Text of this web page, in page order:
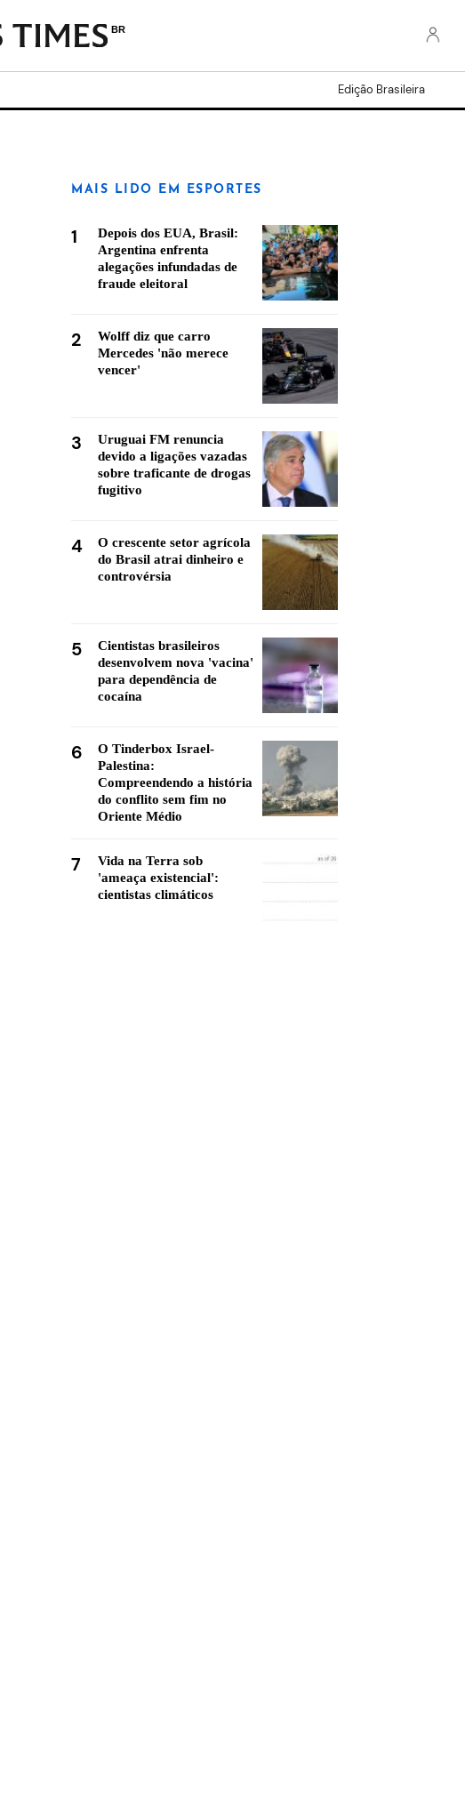
BR
Edição Brasileira
MAIS LIDO EM ESPORTES
1
Depois dos EUA, Brasil:
Argentina enfrenta
alegações infundadas de
fraude eleitoral
2
Wolff diz que carro
Mercedes 'não merece
vencer'
3
Uruguai FM renuncia
devido a ligações vazadas
sobre traficante de drogas
fugitivo
4
O crescente setor agrícola
do Brasil atrai dinheiro e
controvérsia
5
Cientistas brasileiros
desenvolvem nova 'vacina'
para dependência de
cocaína
6
O Tinderbox Israel-
Palestina:
Compreendendo a história
do conflito sem fim no
Oriente Médio
7
Vida na Terra sob
'ameaça existencial':
cientistas climáticos